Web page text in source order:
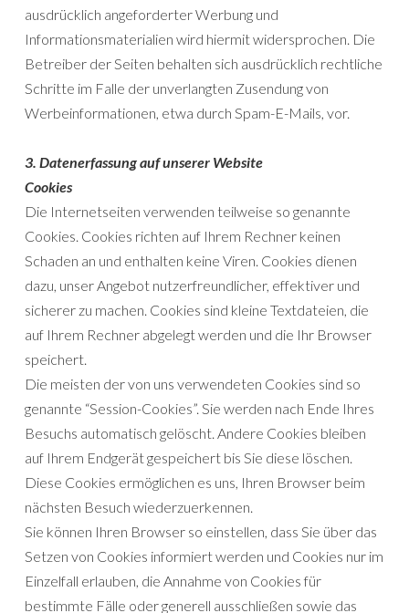
ausdrücklich angeforderter Werbung und
Informationsmaterialien wird hiermit widersprochen. Die
Betreiber der Seiten behalten sich ausdrücklich rechtliche
Schritte im Falle der unverlangten Zusendung von
Werbeinformationen, etwa durch Spam-E-Mails, vor.
3. Datenerfassung auf unserer Website
Cookies
Die Internetseiten verwenden teilweise so genannte
Cookies. Cookies richten auf Ihrem Rechner keinen
Schaden an und enthalten keine Viren. Cookies dienen
dazu, unser Angebot nutzerfreundlicher, effektiver und
sicherer zu machen. Cookies sind kleine Textdateien, die
auf Ihrem Rechner abgelegt werden und die Ihr Browser
speichert.
Die meisten der von uns verwendeten Cookies sind so
genannte “Session-Cookies”. Sie werden nach Ende Ihres
Besuchs automatisch gelöscht. Andere Cookies bleiben
auf Ihrem Endgerät gespeichert bis Sie diese löschen.
Diese Cookies ermöglichen es uns, Ihren Browser beim
nächsten Besuch wiederzuerkennen.
Sie können Ihren Browser so einstellen, dass Sie über das
Setzen von Cookies informiert werden und Cookies nur im
Einzelfall erlauben, die Annahme von Cookies für
bestimmte Fälle oder generell ausschließen sowie das